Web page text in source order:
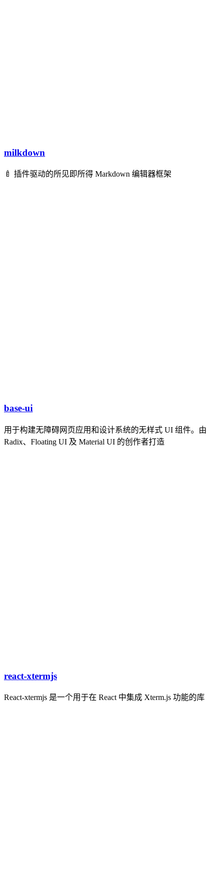
milkdown
🍼 插件驱动的所见即所得 Markdown 编辑器框架
base-ui
用于构建无障碍网页应用和设计系统的无样式 UI 组件。由
Radix、Floating UI 及 Material UI 的创作者打造
react-xtermjs
React-xtermjs 是一个用于在 React 中集成 Xterm.js 功能的库